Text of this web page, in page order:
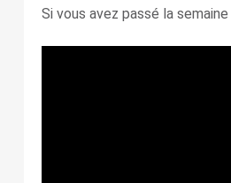
Si vous avez passé la